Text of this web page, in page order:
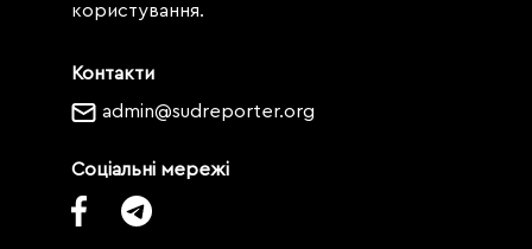
Контакти
admin@sudreporter.org
Соціальні мережі
користування.